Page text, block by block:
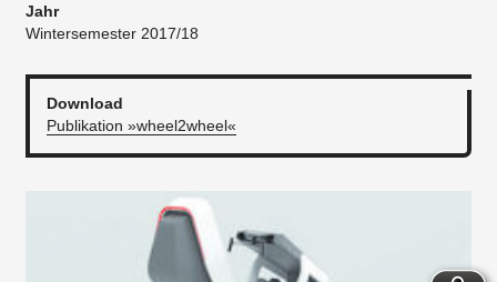
Jahr
Wintersemester 2017/18
Download
Publikation »wheel2wheel«